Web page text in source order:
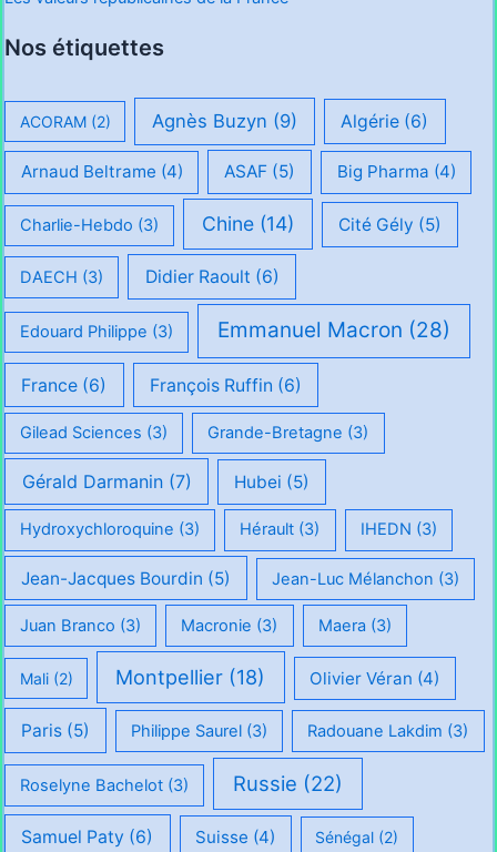
Nos étiquettes
ACORAM(2) Agnès Buzyn (9) Algérie (6)
Arnaud Beltrame (4) ASAF (5) Big Pharma (4)
Charlie-Hebdo (3) Chine (14) Cité Gély (5)
DAECH (3) Didier Raoult (6)
Edouard Philippe (3) Emmanuel Macron (28)
France (6) François Ruffin (6)
Gilead Sciences (3) Grande-Bretagne (3)
Gérald Darmanin(7) Hubei (5)
Hydroxychloroquine (3) Hérault (3) IHEDN (3)
Jean-Jacques Bourdin (5) Jean-Luc Mélanchon (3)
Juan Branco (3) Macronie (3) Maera (3)
Mali(2) Montpellier (18) Olivier Véran (4)
Paris(5) Philippe Saurel (3) Radouane Lakdim (3)
Roselyne Bachelot (3) Russie (22)
Samuel Paty (6) Suisse (4) Sénégal (2)